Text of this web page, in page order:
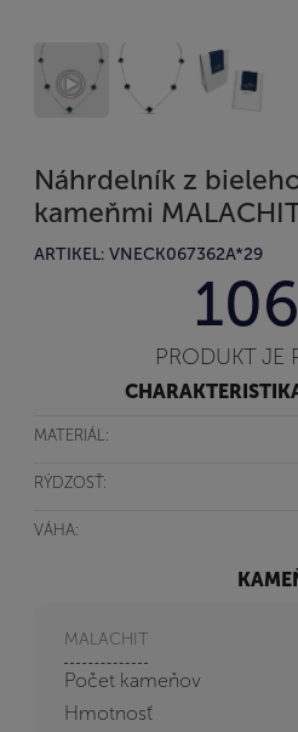
Náhrdelník z
kameňmi
ARTIKEL: VNECK067362A*29
PRODUKT JE
MATERIÁL:
RÝDZOSŤ:
VÁHA:
MALACHIT
Počet kameňov
Hmotnosť